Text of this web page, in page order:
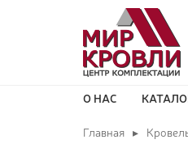
О НАС
Главная